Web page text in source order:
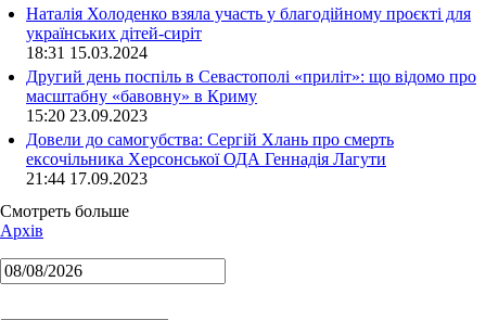
Наталія Холоденко взяла участь у благодійному проєкті для
українських дітей-сиріт
18:31 15.03.2024
Другий день поспіль в Севастополі «приліт»: що відомо про
масштабну «бавовну» в Криму
15:20 23.09.2023
Довели до самогубства: Сергій Хлань про смерть
ексочільника Херсонської ОДА Геннадія Лагути
21:44 17.09.2023
Смотреть больше
Архів